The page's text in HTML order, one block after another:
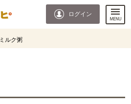
ログイン
ミルク粥